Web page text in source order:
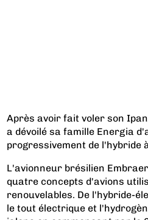
Après avoir fait voler son
a dévoilé sa famille Energia
progressivement de l'hybride
L'avionneur brésilien
quatre concepts d'avions
renouvelables. De l'hybride-
le tout électrique et